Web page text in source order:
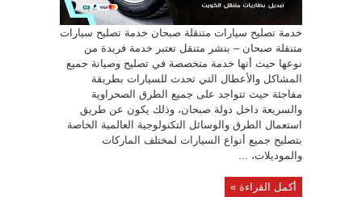
خدمة تصليح سيارات متنقلة صبحان خدمة تصليح سيارات
متنقلة صبحان – بنشر متنقل تعتبر خدمة فريدة من
نوعها حيث أنها خدمة متخصصة في تصليح وصيانة جميع
المشاكل والأعطال التي تحدث للسيارات بطريقة
مفاجئة حيث تتواجد على جميع الطرق الصحراوية
والسريعة داخل دولة صبحان، وذلك يكون عن طريق
استعمال الطرق والوسائل التكنولوجية العالمية الخاصة
بتصليح جميع أنواع السيارات لمختلف الماركات
والموديلات، ...
أكمل القراءة »